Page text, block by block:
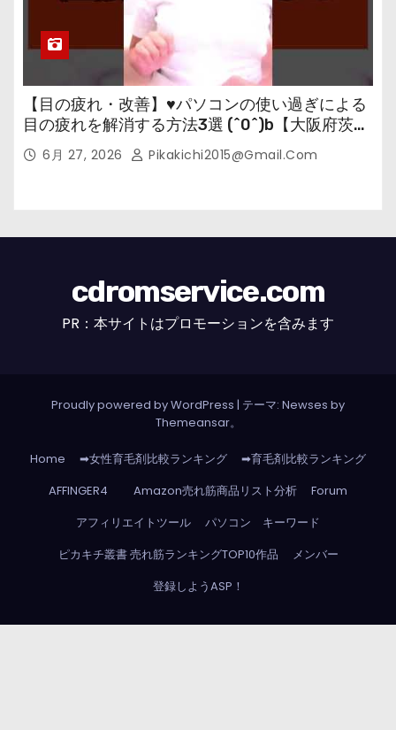
【目の疲れ・改善】♥パソコンの使い過ぎによる
目の疲れを解消する方法3選 (^0^)b【大阪府茨木
市の女性・美容鍼灸・整体師が教えます。】
6月 27, 2026 Pikakichi2015@gmail.com
cdromservice.com
PR：本サイトはプロモーションを含みます
Proudly powered by WordPress | テーマ: Newses by
Themeansar。
Home ➡女性育毛剤比較ランキング
➡育毛剤比較ランキング
AFFINGER4
Amazon売れ筋商品リスト分析
Forum
アフィリエイトツール
パソコン キーワード
ピカキチ叢書 売れ筋ランキングTOP10作品
メンバー
登録しようASP！